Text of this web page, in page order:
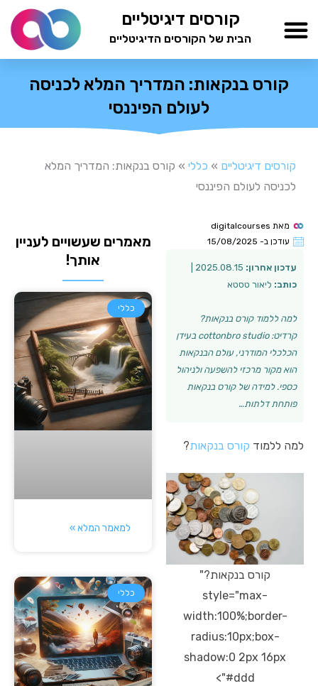
לתוכן
קורסים דיגיטליים
הבית של הקורסים הדיגיטליים
קורס בנקאות: המדריך המלא לכניסה
לעולם הפיננסי
קורסים דיגיטליים » כללי » קורס בנקאות: המדריך המלא
לכניסה לעולם הפיננסי
מאת
עודכן ב- 15/08/2025
עדכון אחרון:
כותב: ליאור טסטא
למה ללמוד קורס בנקאות?
קרדיט: cottonbro studio בעידן
הכלכלי המודרני, עולם הבנקאות
הוא מקור מרכזי להשפעה ולניהול
כספי. למידה של קורס בנקאות
פותחת דלתות…
למה ללמוד קורס בנקאות?
קורס בנקאות?"
style="max-
width:100%;border-
radius:10px;box-
shadow:0 2px 16px
#ddd">
מאמרים שעשויים לעניין
אותך!
כללי
למאמר המלא »
כללי